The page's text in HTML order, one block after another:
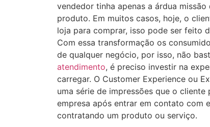
vendedor tinha apenas a árdua
produto. Em muitos casos, hoje, o
loja para comprar, isso pode ser feito
Com essa transformação os
de qualquer negócio, por isso, não
atendimento, é preciso investir na
carregar. O Customer Experience ou
uma série de impressões que o
empresa após entrar em contato com
contratando um produto ou serviço.